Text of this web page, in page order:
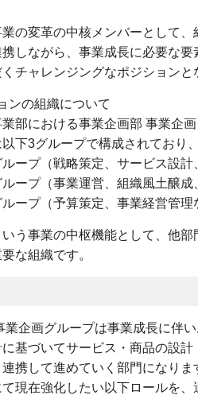
業の変革の中核メンバーとして
しながら、事業成長に必要な
チャレンジングなポジションと
ンの組織について
部における事業企画部 事業企
下3グループで構成されており
ループ（戦略策定、サービス設計
ループ（事業運営、組織風土醸成
ループ（予算策定、事業経営管理
う事業の中枢機能として、他
な組織です。
業企画グループは事業成長に伴
基づいてサービス・商品の設
携して進めていく部門になりま
現在強化したい以下ロールを